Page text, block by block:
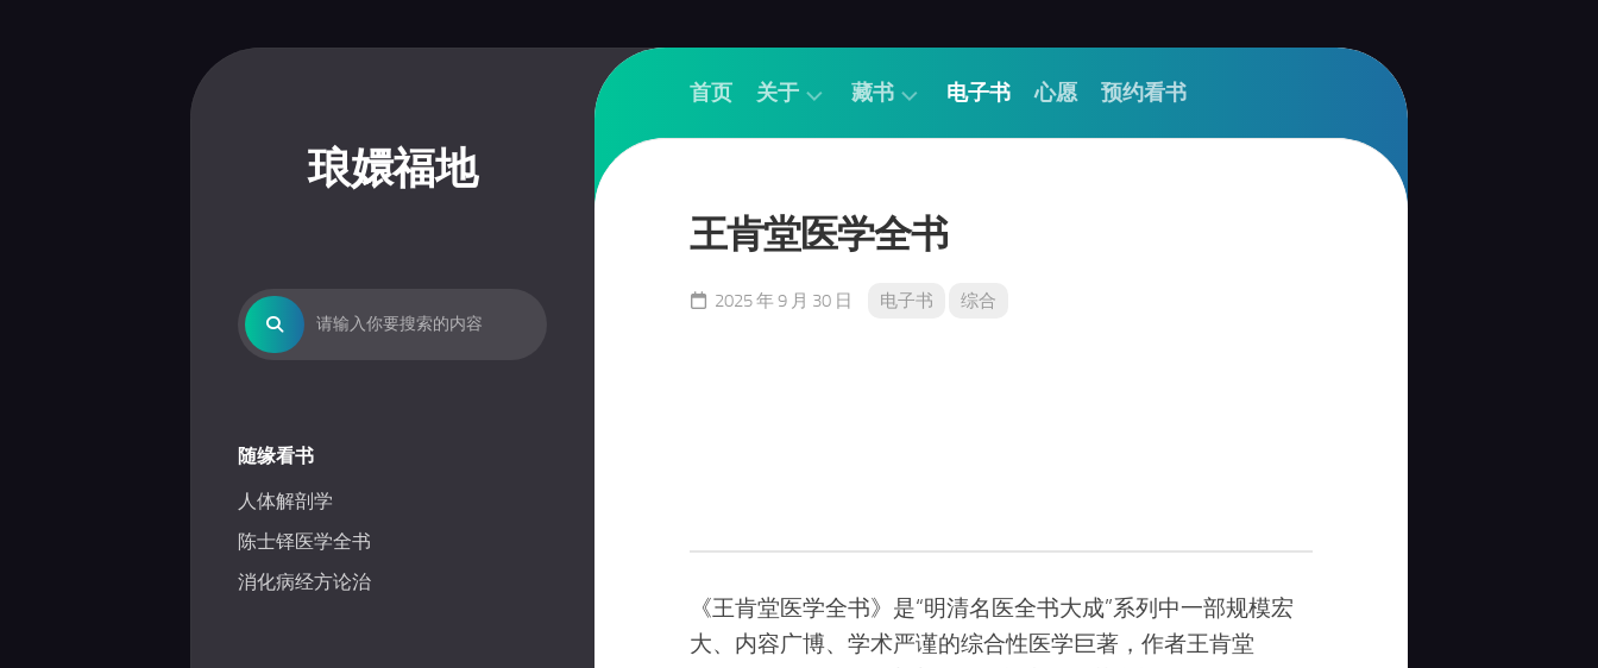
琅嬛福地
随缘看书
人体解剖学
陈士铎医学全书
消化病经方论治
首页 关于
联
系
品
藏书
基
础
诊
临
养
生
电子书 心愿 预约看书
王肯堂医学全书
2025 年 9 月 30 日 电子书 综合
《王肯堂医学全书》是“明清名医全书大成”系列中一部规模宏
大、内容广博、学术严谨的综合性医学巨著，作者王肯堂